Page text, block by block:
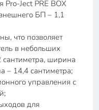
Ject PRE BOX
БП – 1,1
что позволяет
в небольших
ширина
– 14,4 сантиметра;
управления с
для